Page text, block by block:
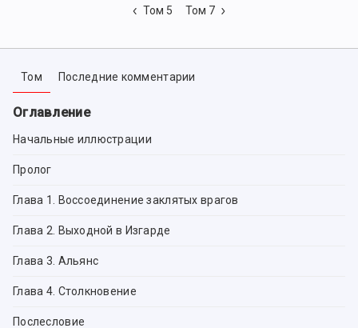
Том 5 Том 7
Том Последние комментарии
Оглавление
Начальные иллюстрации
Пролог
Глава 1. Воссоединение заклятых врагов
Глава 2. Выходной в Изгарде
Глава 3. Альянс
Глава 4. Столкновение
Послесловие